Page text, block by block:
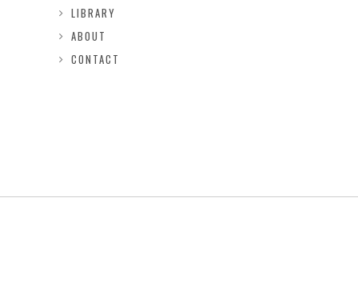
LIBRARY
ABOUT
CONTACT